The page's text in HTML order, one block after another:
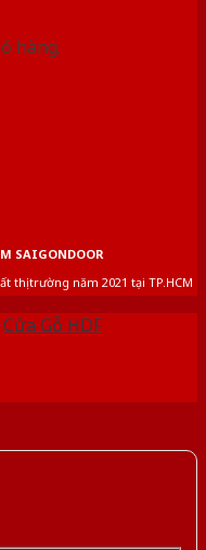
hàng.
SAIGONDOOR
thị trường năm 2021 tại TP.HCM
Cửa Gỗ HDF